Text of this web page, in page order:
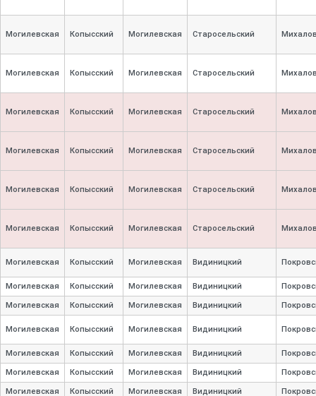
Могилевская Копысский Могилевская Старосельский
Могилевская Копысский Могилевская Старосельский
Могилевская Копысский Могилевская Старосельский
Могилевская Копысский Могилевская Старосельский
Могилевская Копысский Могилевская Старосельский
Могилевская Копысский Могилевская Старосельский
Могилевская Копысский Могилевская Видиницкий
Могилевская Копысский Могилевская Видиницкий
Могилевская Копысский Могилевская Видиницкий
Могилевская Копысский Могилевская Видиницкий
Могилевская Копысский Могилевская Видиницкий
Могилевская Копысский Могилевская Видиницкий
Могилевская Копысский Могилевская Видиницкий